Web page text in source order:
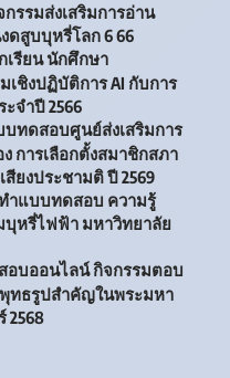
รมส่งเสริมการอ่าน
สูบบุหรี่โลก 6 66
เรียน นักศึกษา
ชิงปฏิบัติการ AI กับการ
ะจำปี 2566
ทดสอบศูนย์ส่งเสริมการ
การเลือกตั้งสมาชิกสภา
ยงประชามติ ปี 2569
ำแบบทดสอบ ความรู้
บุหรี่ไฟฟ้า มหาวิทยาลัย
อบออนไลน์ กิจกรรมตอบ
ทธรูปสำคัญในพระมหา
2568